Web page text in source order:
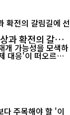
과 확전의 갈림
개 가능성을 모색하
대응'이 떠오르고
류하고 외교적 해
을 되찾는 모습이
적 긴장 구조는
변화의